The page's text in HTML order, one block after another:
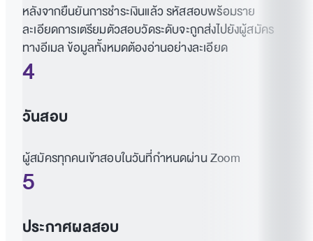
หลังจากยืนยันการชำระเงินแล้ว รหัสสอบพร้อมราย
ละเอียดการเตรียมตัวสอบวัดระดับจะถูกส่งไปยังผู้สมัคร
ทางอีเมล ข้อมูลทั้งหมดต้องอ่านอย่างละเอียด
4
วันสอบ
ผู้สมัครทุกคนเข้าสอบในวันที่กำหนดผ่าน Zoom
5
ประกาศผลสอบ